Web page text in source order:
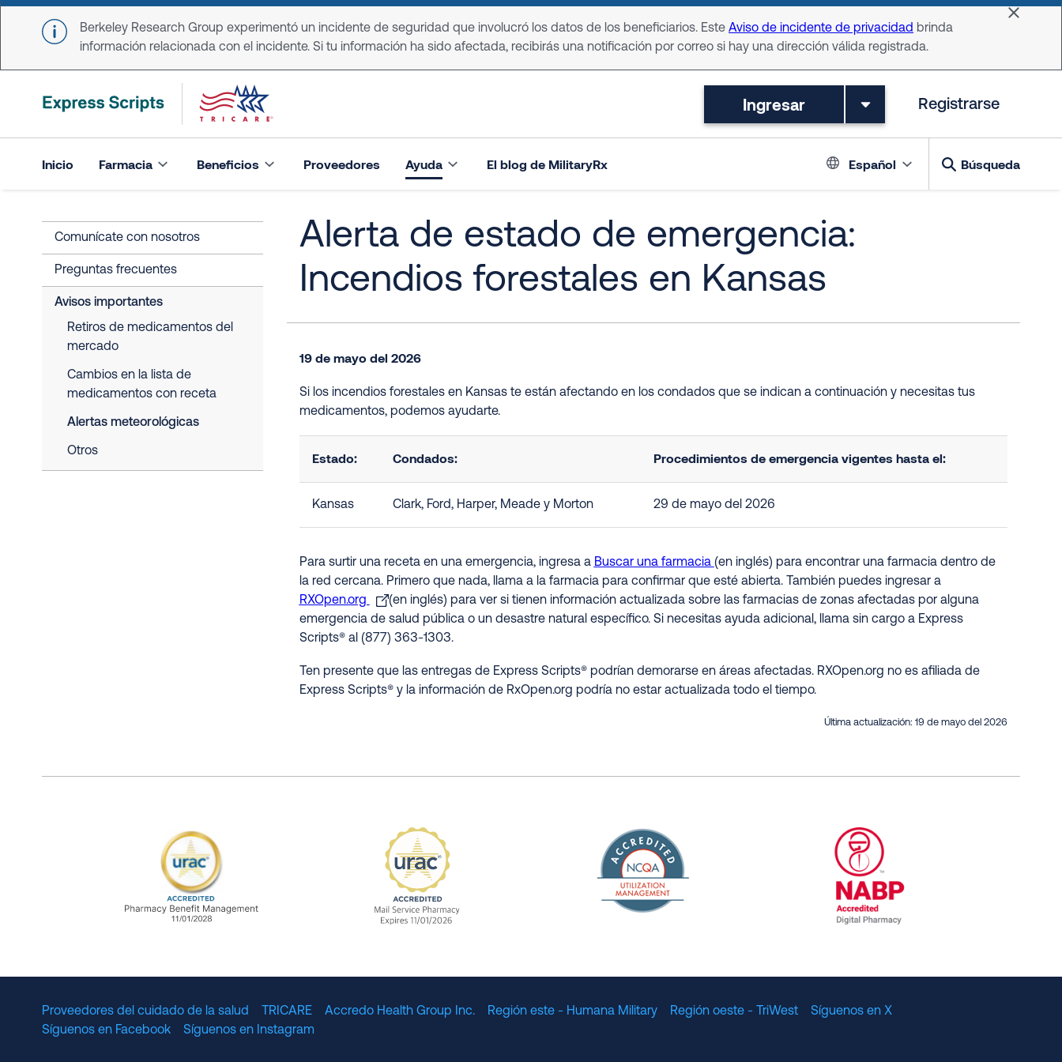
Skip to main content
Berkeley Research Group experimentó un incidente de seguridad que involucró los datos de los beneficiarios. Este Aviso de incidente de privacidad brinda
información relacionada con el incidente. Si tu información ha sido afectada, recibirás una notificación por correo si hay una dirección válida registrada.
Dismiss
Ingresar Registrarse
Inicio Farmacia Beneficios Proveedores Ayuda El blog de MilitaryRx Language
Español Búsqueda
Comunícate con nosotros
Preguntas frecuentes
Avisos importantes
Retiros de medicamentos del
mercado
Cambios en la lista de
medicamentos con receta
Alertas meteorológicas
Otros
Alerta de estado de emergencia:
Incendios forestales en Kansas
19 de mayo del 2026
Si los incendios forestales en Kansas te están afectando en los condados que se indican a continuación y necesitas tus
medicamentos, podemos ayudarte.
Estado: Condados: Procedimientos de emergencia vigentes hasta el:
Kansas Clark, Ford, Harper, Meade y Morton 29 de mayo del 2026
Para surtir una receta en una emergencia, ingresa a Buscar una farmacia (en inglés) para encontrar una farmacia dentro de
la red cercana. Primero que nada, llama a la farmacia para confirmar que esté abierta. También puedes ingresar a
RXOpen.org
(en inglés) para ver si tienen información actualizada sobre las farmacias de zonas afectadas por alguna
emergencia de salud pública o un desastre natural específico. Si necesitas ayuda adicional, llama sin cargo a Express
Scripts® al (877) 363-1303.
Ten presente que las entregas de Express Scripts® podrían demorarse en áreas afectadas. RXOpen.org no es afiliada de
Express Scripts® y la información de RxOpen.org podría no estar actualizada todo el tiempo.
Última actualización: 19 de mayo del 2026
Proveedores del cuidado de la salud TRICARE Accredo Health Group Inc. Región este - Humana Military Región oeste - TriWest
Síguenos en X
Síguenos en Facebook
Síguenos en Instagram